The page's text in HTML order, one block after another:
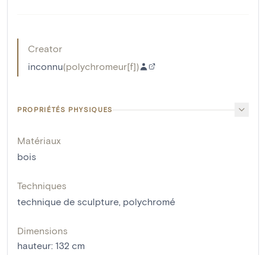
Creator
inconnu(polychromeur[f])
PROPRIÉTÉS PHYSIQUES
Matériaux
bois
Techniques
technique de sculpture, polychromé
Dimensions
hauteur: 132 cm